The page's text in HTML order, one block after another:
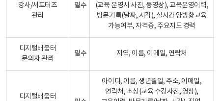
강사/서포터즈
관리
필수
(교육 운영시 사진, 동영상), 교육운영이력,
방문기록(날짜, 시각), 실시간 양방향교육
가능여부, 자격증, 주요지도 경력
디지털배움터
문의자 관리
필수 지역, 이름, 이메일, 연락처
디지털배움터
아이디, 이름, 생년월일, 주소, 이메일,
연락처, 초상(교육 수강사진, 영상),